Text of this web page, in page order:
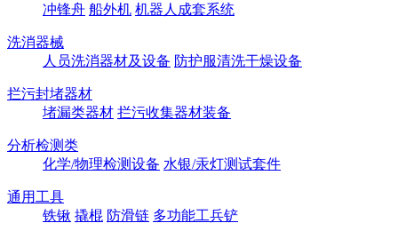
冲锋舟 船外机 机器人成套系统
洗消器械
人员洗消器材及设备 防护服清洗干燥设备
拦污封堵器材
堵漏类器材 拦污收集器材装备
分析检测类
化学/物理检测设备 水银/汞灯测试套件
通用工具
铁锹 撬棍 防滑链 多功能工兵铲